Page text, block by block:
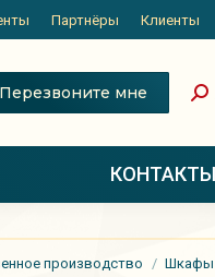
Партнёры Клиенты
Перезвоните мне
КОНТАКТЫ
производство
Шкафы